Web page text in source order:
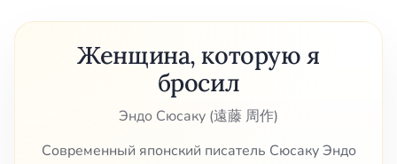
Женщина, которую я
бросил
Эндо Сюсаку (遠藤 周作)
Современный японский писатель Сюсаку Эндо